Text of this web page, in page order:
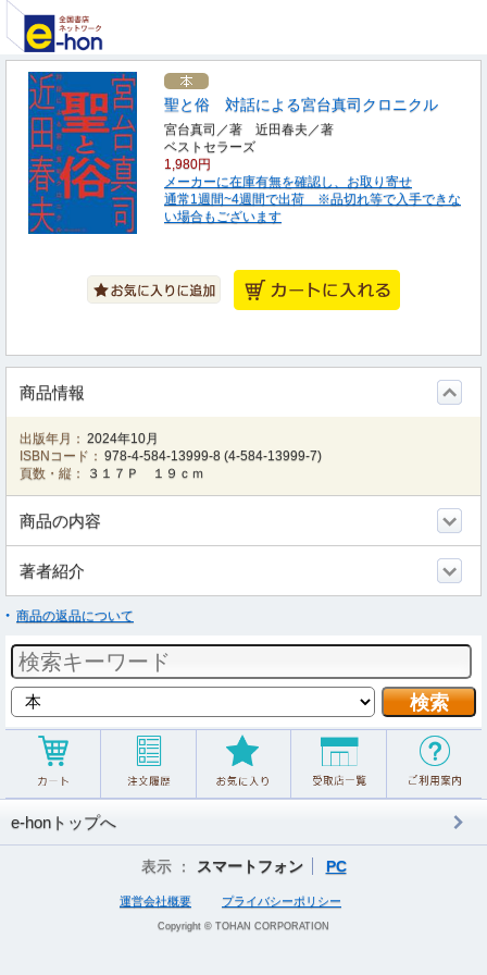
聖と俗 対話による宮台真司クロニクル
宮台真司／著 近田春夫／著
ベストセラーズ
1,980円
メーカーに在庫有無を確認し、お取り寄せ
通常1週間~4週間で出荷 ※品切れ等で入手できな
い場合もございます
商品情報
出版年月： 2024年10月
ISBNコード： 978-4-584-13999-8 (4-584-13999-7)
頁数・縦：
３１７Ｐ １９ｃｍ
商品の内容
著者紹介
商品の返品について
e-honトップへ
表示 ： スマートフォン PC
運営会社概要 プライバシーポリシー
Copyright © TOHAN CORPORATION